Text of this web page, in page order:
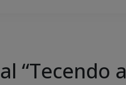
“Tecendo a